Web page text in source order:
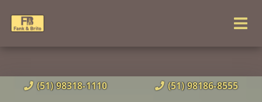
(51) 98318-1110 (51) 98186-8555